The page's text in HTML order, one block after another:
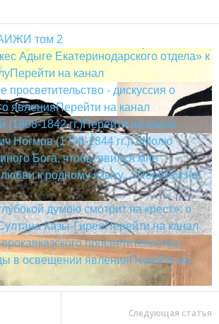
том 2
Адыге Екатеринодарского отдела» к
Перейти на канал
просветительство - дискуссия о
явленияПерейти на канал
(1808-1842 гг.)Перейти на канал
Ногмов (1794-1844 гг.): «Молю
Бога, чтобы явился мне
к родному языку...»Перейти на
думою смотрит на крест»: о
Казы-ГиреяПерейти на канал
просветительства:
в освещении явленияПерейти на
Следующая статья